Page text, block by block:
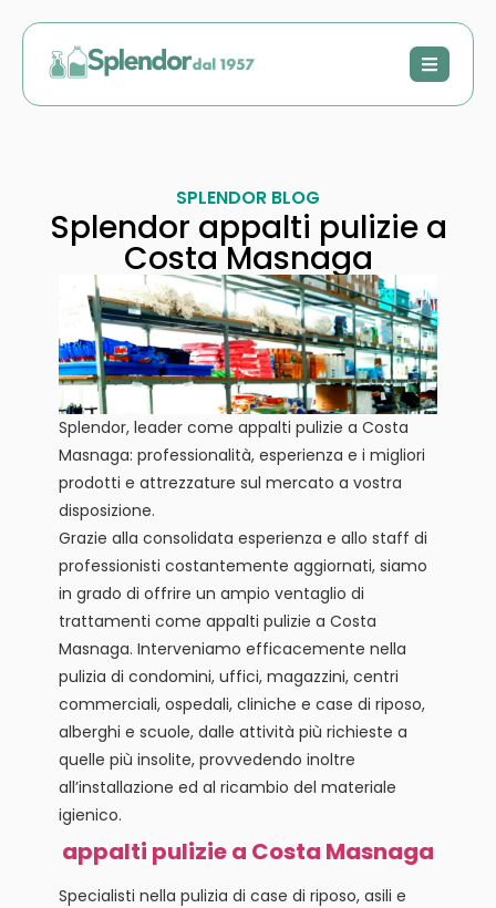
SPLENDOR BLOG
Splendor appalti pulizie a
Costa Masnaga
Splendor, leader come appalti pulizie a Costa
Masnaga: professionalità, esperienza e i migliori
prodotti e attrezzature sul mercato a vostra
disposizione.
Grazie alla consolidata esperienza e allo staff di
professionisti costantemente aggiornati, siamo
in grado di offrire un ampio ventaglio di
trattamenti come appalti pulizie a Costa
Masnaga. Interveniamo efficacemente nella
pulizia di condomini, uffici, magazzini, centri
commerciali, ospedali, cliniche e case di riposo,
alberghi e scuole, dalle attività più richieste a
quelle più insolite, provvedendo inoltre
all’installazione ed al ricambio del materiale
igienico.
appalti pulizie a Costa Masnaga
Specialisti nella pulizia di case di riposo, asili e